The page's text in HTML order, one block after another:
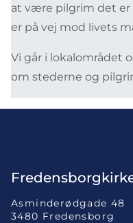
at være pilgrim det er
er på vej mod livets
Vi går i lokalområdet
om stederne og
Asminderødgade 48
3480 Fredensborg